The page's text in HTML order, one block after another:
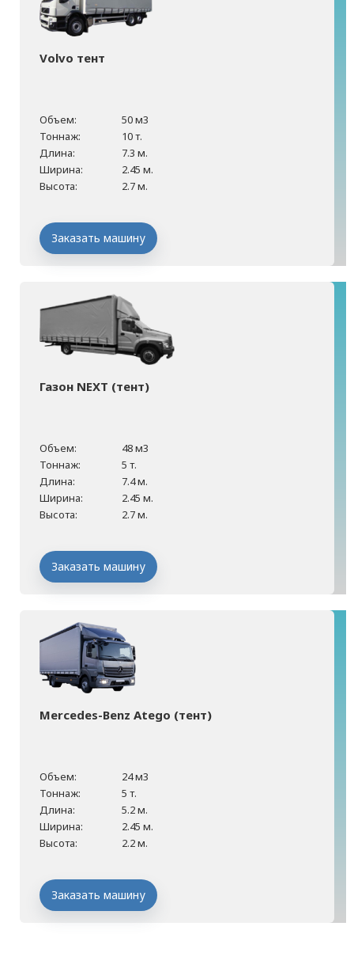
Volvo тент
Объем:
50 м3
Тоннаж:
10 т.
Длина:
7.3 м.
Ширина:
2.45 м.
Высота:
2.7 м.
Заказать машину
Газон NEXT (тент)
Объем:
48 м3
Тоннаж:
5 т.
Длина:
7.4 м.
Ширина:
2.45 м.
Высота:
2.7 м.
Заказать машину
Mercedes-Benz Atego (тент)
Объем:
24 м3
Тоннаж:
5 т.
Длина:
5.2 м.
Ширина:
2.45 м.
Высота:
2.2 м.
Заказать машину